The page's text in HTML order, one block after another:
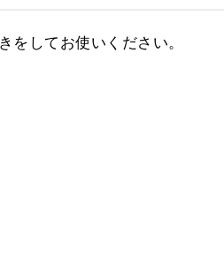
をしてお使いください。